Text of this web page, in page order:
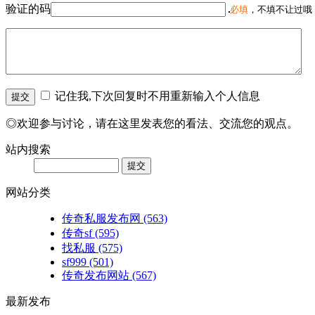
验证的码 必填 ，不填不让过
记住我,下次回复时不用重新输入个人信息
◎欢迎参与讨论，请在这里发表您的看法、交流您的观点。
站内搜索
网站分类
传奇私服发布网 (563)
传奇sf(595)
找私服 (575)
sf999 (501)
传奇发布网站 (567)
最新发布